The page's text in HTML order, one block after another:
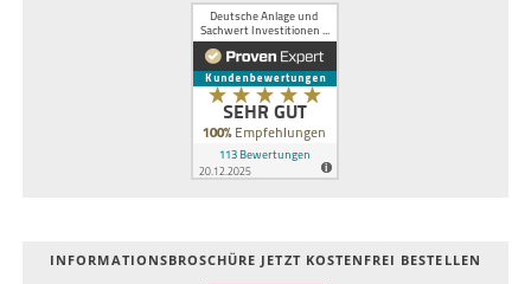
INFOR­MATIONS­BROSCHÜRE JETZT KOSTEN­FREI BESTELLEN